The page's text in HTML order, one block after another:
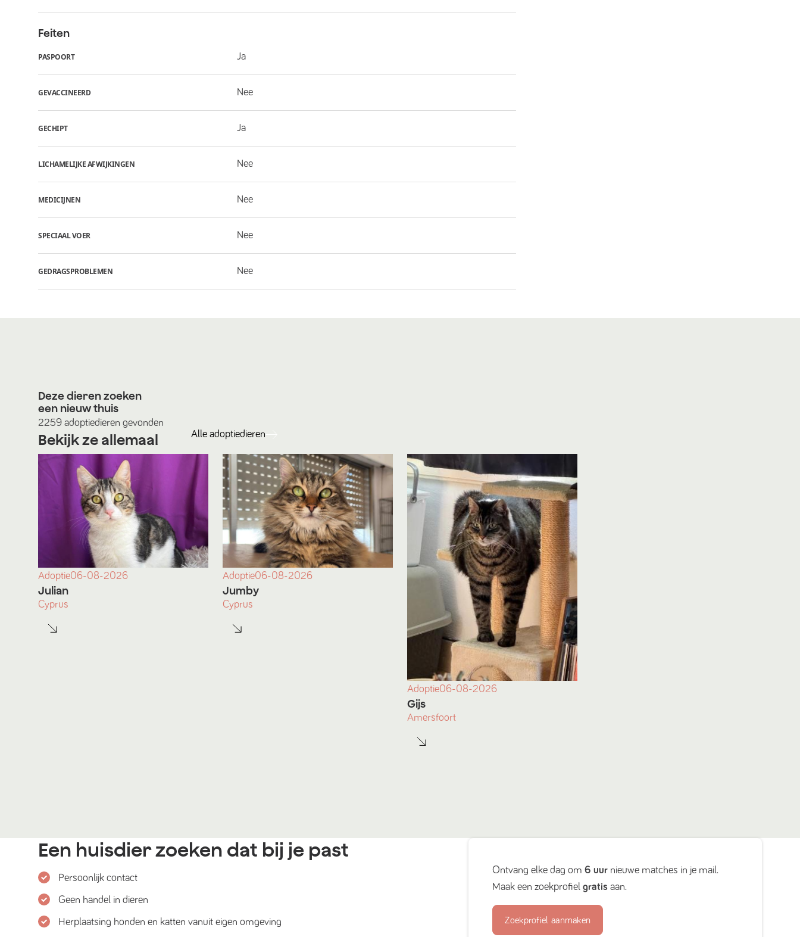
Feiten
PASPOORT Ja
GEVACCINEERD Nee
GECHIPT Ja
LICHAMELIJKE AFWIJKINGEN Nee
MEDICIJNEN Nee
SPECIAAL VOER Nee
GEDRAGSPROBLEMEN Nee
Deze dieren zoeken
een nieuw thuis
2259 adoptiedieren gevonden
Bekijk ze allemaal Alle adoptiedieren
Adoptie06-08-2026
Julian
Cyprus
Adoptie06-08-2026
Jumby
Cyprus
Adoptie06-08-2026
Gijs
Amersfoort
Een huisdier zoeken dat bij je past
Persoonlijk contact
Geen handel in dieren
Herplaatsing honden en katten vanuit eigen omgeving
Ontvang elke dag om6 uur nieuwe matches in je mail.
Maak een zoekprofielgratis aan.
Zoekprofiel aanmaken